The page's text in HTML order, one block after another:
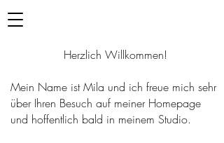
Herzlich Willkommen!
Mein Name ist Mila und ich freue mich sehr
über Ihren Besuch auf meiner Homepage
und hoffentlich bald in meinem Studio.